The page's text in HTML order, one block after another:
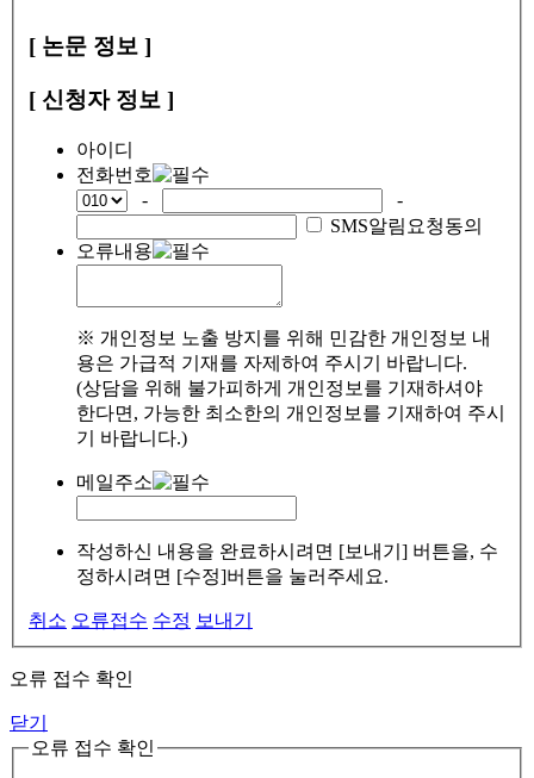
[ 논문 정보 ]
[ 신청자 정보 ]
아이디
전화번호
-
-
SMS알림요청동의
오류내용
※ 개인정보 노출 방지를 위해 민감한 개인정보 내
용은 가급적 기재를 자제하여 주시기 바랍니다.
(상담을 위해 불가피하게 개인정보를 기재하셔야
한다면, 가능한 최소한의 개인정보를 기재하여 주시
기 바랍니다.)
메일주소
작성하신 내용을 완료하시려면 [보내기] 버튼을, 수
정하시려면 [수정]버튼을 눌러주세요.
취소 오류접수 수정 보내기
오류 접수 확인
닫기
오류 접수 확인